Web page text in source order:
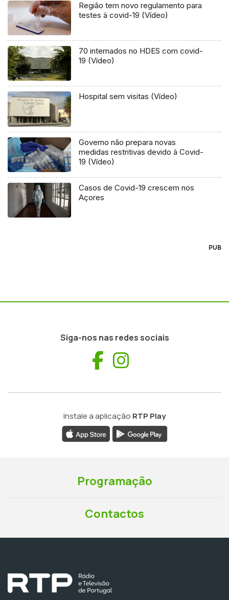
Região tem novo regulamento para
testes à covid-19 (Vídeo)
70 internados no HDES com covid-
19 (Vídeo)
Hospital sem visitas (Vídeo)
Governo não prepara novas
medidas restritivas devido à Covid-
19 (Vídeo)
Casos de Covid-19 crescem nos
Açores
PUB
Siga-nos nas redes sociais
Facebook
Instale a aplicação RTP Play
Programação
Contactos